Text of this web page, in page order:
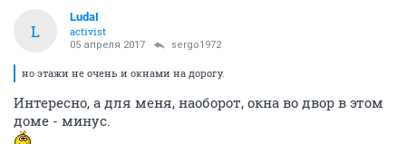
L
LudaI
activist
05 апреля 2017 sergo1972
но этажи не очень и окнами на дорогу.
Интересно, а для меня, наоборот, окна во двор в этом
доме - минус.